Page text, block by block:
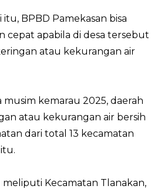
BPBD Pamekasan bisa
cepat apabila di desa tersebut
atau kekurangan air
musim kemarau 2025, daerah
atau kekurangan air bersih
dari total 13 kecamatan
meliputi Kecamatan Tlanakan,